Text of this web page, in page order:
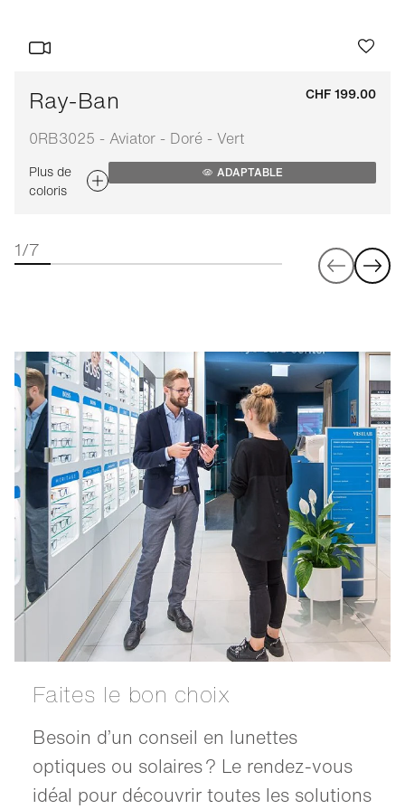
Ray-Ban
0RB3025 - Aviator - Doré - Vert
CHF 199.00
Plus de
coloris
ADAPTABLE
1/7
Faites le bon choix
Besoin d’un conseil en lunettes
optiques ou solaires ? Le rendez-vous
idéal pour découvrir toutes les solutions